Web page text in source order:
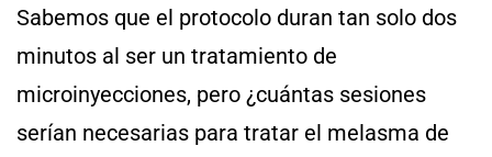
Sabemos que el protocolo duran tan solo dos
minutos al ser un tratamiento de
microinyecciones, pero ¿cuántas sesiones
serían necesarias para tratar el melasma de